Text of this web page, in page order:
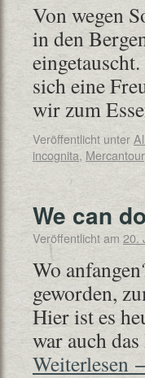
Von wegen
in den
sich eine
wir zum
Veröffentlicht unter
incognita, Mercantour
We can
Veröffentlicht am 20.
Wo
geworden,
Hier ist es
war auch
Weiterlesen